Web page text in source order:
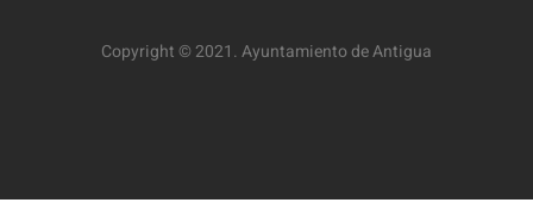
Copyright © 2021. Ayuntamiento de Antigua